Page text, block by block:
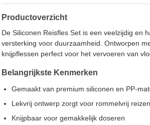
Productoverzicht
De Siliconen Reisfles Set is een veelzijdig en
versterking voor duurzaamheid. Ontworpen
knijpflessen perfect voor het vervoeren van
Belangrijkste Kenmerken
Gemaakt van premium siliconen en PP-
Lekvrij ontwerp zorgt voor rommelvrij reizen
Knijpbaar voor gemakkelijk doseren